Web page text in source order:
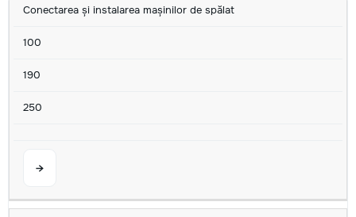
SERVICIU MIN AVG MAX U/M
Conectarea și instalarea mașinilor de spălat
100
190
250
→